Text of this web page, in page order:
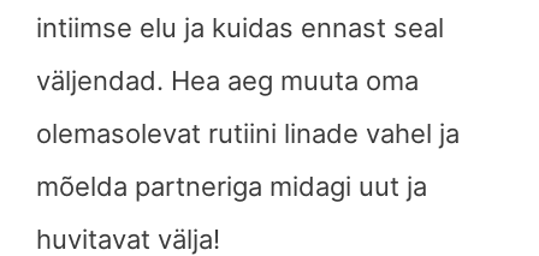
intiimse elu ja kuidas ennast seal
väljendad. Hea aeg muuta oma
olemasolevat rutiini linade vahel ja
mõelda partneriga midagi uut ja
huvitavat välja!